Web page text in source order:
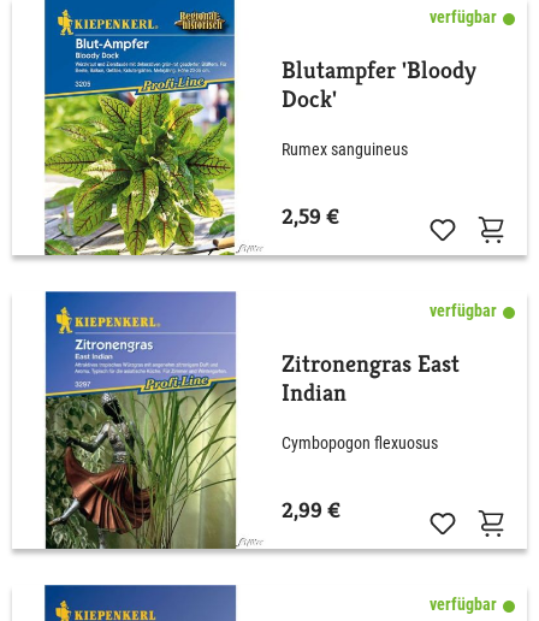
verfügbar
Blutampfer 'Bloody
Dock'
Rumex sanguineus
2,59 €
verfügbar
Zitronengras East
Indian
Cymbopogon flexuosus
2,99 €
verfügbar